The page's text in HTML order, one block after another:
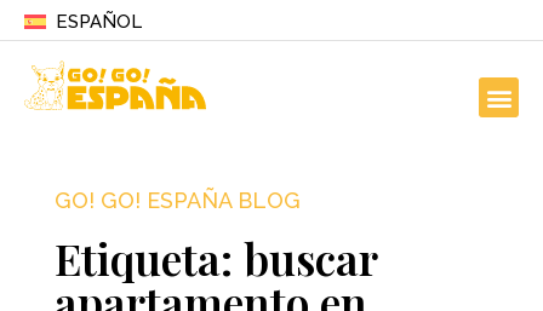
ESPAÑOL
GO! GO! ESPAÑA BLOG
Etiqueta: buscar